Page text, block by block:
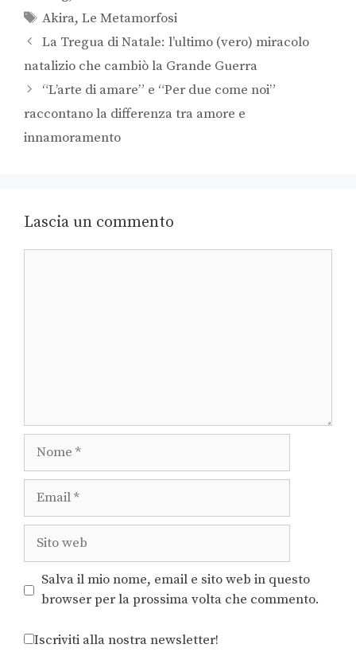
Akira,Le Metamorfosi
La Tregua di Natale: l’ultimo (vero) miracolo
natalizio che cambiò la Grande Guerra
“L’arte di amare” e “Per due come noi”
raccontano la differenza tra amore e
innamoramento
Lascia un commento
Salva il mio nome, email e sito web in questo
browser per la prossima volta che commento.
Iscriviti alla nostra newsletter!